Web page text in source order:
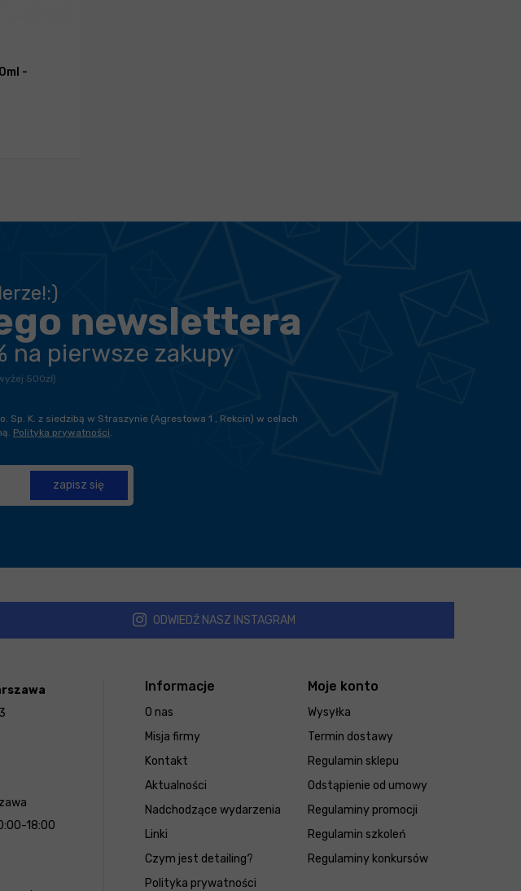
-
newslettera
na pierwsze zakupy
500zł)
Sp. K. z siedzibą w Straszynie (Agrestowa 1 , Rekcin) w celach
Polityka prywatności.
zapisz się
ODWIEDŹ NASZ INSTAGRAM
Informacje
O nas
Misja firmy
Kontakt
Aktualności
Nadchodzące wydarzenia
Linki
Czym jest detailing?
Polityka prywatności
Moje konto
Wysyłka
Termin dostawy
Regulamin sklepu
Odstąpienie od umowy
Regulaminy promocji
Regulamin szkoleń
Regulaminy konkursów
18:00